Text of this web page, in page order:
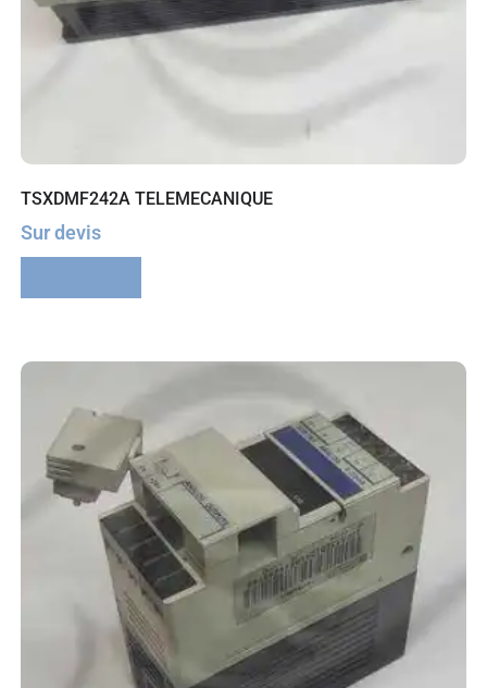
TSXDMF242A TELEMECANIQUE
Sur devis